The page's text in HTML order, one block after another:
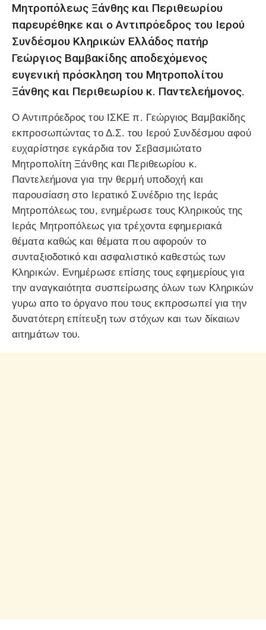
Μητροπόλεως Ξάνθης και Περιθεωρίου
παρευρέθηκε και ο Αντιπρόεδρος του Ιερού
Συνδέσμου Κληρικών Ελλάδος πατήρ
Γεώργιος Βαμβακίδης αποδεχόμενος
ευγενική πρόσκληση του Μητροπολίτου
Ξάνθης και Περιθεωρίου κ. Παντελεήμονος.
Ο Αντιπρόεδρος του ΙΣΚΕ π. Γεώργιος Βαμβακίδης
εκπροσωπώντας το Δ.Σ. του Ιερού Συνδέσμου αφού
ευχαρίστησε εγκάρδια τον Σεβασμιώτατο
Μητροπολίτη Ξάνθης και Περιθεωρίου κ.
Παντελεήμονα για την θερμή υποδοχή και
παρουσίαση στο Ιερατικό Συνέδριο της Ιεράς
Μητροπόλεως του, ενημέρωσε τους Κληρικούς της
Ιεράς Μητροπόλεως για τρέχοντα εφημεριακά
θέματα καθώς και θέματα που αφορούν το
συνταξιοδοτικό και ασφαλιστικό καθεστώς των
Κληρικών. Ενημέρωσε επίσης τους εφημερίους για
την αναγκαιότητα συσπείρωσης όλων των Κληρικών
γυρω απο το όργανο που τους εκπροσωπεί για την
δυνατότερη επίτευξη των στόχων και των δίκαιων
αιτημάτων του.